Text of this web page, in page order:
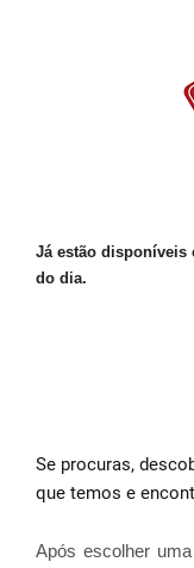
Já estão disponíveis
do dia.
Se procuras,
que temos e
Após escolher